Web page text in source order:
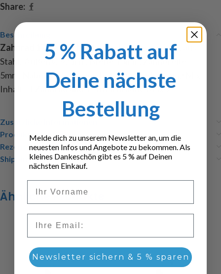
Share:
Beschreibung
Zahnrad 17 Zähne, Modul 0,5, Bohrung 3,2mm, aus
Stahl, Außen Ø 9,5mm, Breite 13mm, Zahnbreite
5mm, Naben Ø 8mm, eine Befestigungsbohrung M3,
Inhalt : 1 Zahnrad und 1 Stiftschraube M3x3
Zusätzliche Informationen
Produktsicherheit
Rezensionen (0)
Shipping & Delivery
Ähnliche Produkte
5 % Rabatt auf
Deine nächste
Bestellung
Melde dich zu unserem Newsletter an, um die
neuesten Infos und Angebote zu bekommen. Als
kleines Dankeschön gibt es 5 % auf Deinen
nächsten Einkauf.
Newsletter sichern & 5 % sparen